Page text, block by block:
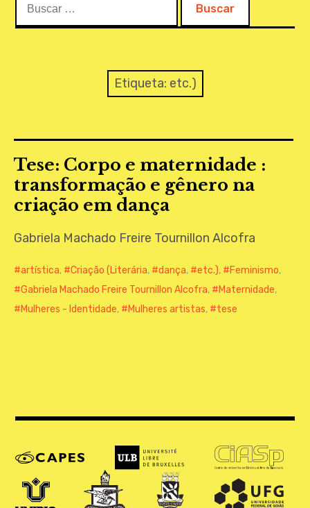
O PROJETO
MAPEAMENTO
REVISTA IEPA
CONTATO
Etiqueta: etc.)
Tese: Corpo e maternidade :
transformação e gênero na
criação em dança
Gabriela Machado Freire Tournillon Alcofra
artística, Criação (Literária, dança, etc.), Feminismo,
Gabriela Machado Freire Tournillon Alcofra, Maternidade,
Mulheres - Identidade, Mulheres artistas, tese